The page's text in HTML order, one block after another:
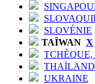
SLOVÉNIE
TAÏWAN X
UKRAINE